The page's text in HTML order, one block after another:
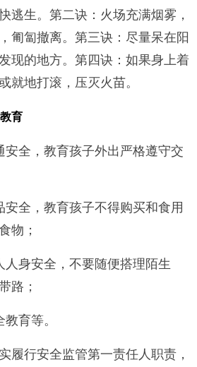
逃生。第二诀：火场充满烟雾，
匍匐撤离。第三诀：尽量呆在阳
现的地方。第四诀：如果身上着
就地打滚，压灭火苗。
育
全，教育孩子外出严格遵守交
全，教育孩子不得购买和食用
物；
身安全，不要随便搭理陌生
路；
育等。
行安全监管第一责任人职责，